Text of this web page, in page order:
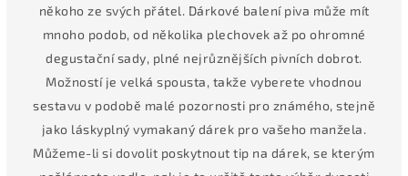
někoho ze svých přátel. Dárkové balení piva může mít
mnoho podob, od několika plechovek až po ohromné
degustační sady, plné nejrůznějších pivních dobrot.
Možností je velká spousta, takže vyberete vhodnou
sestavu v podobě malé pozornosti pro známého, stejně
jako láskyplný vymakaný dárek pro vašeho manžela.
Můžeme-li si dovolit poskytnout tip na dárek, se kterým